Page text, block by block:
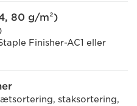
80 g/m²)
Finisher-AC1 eller
staksortering,